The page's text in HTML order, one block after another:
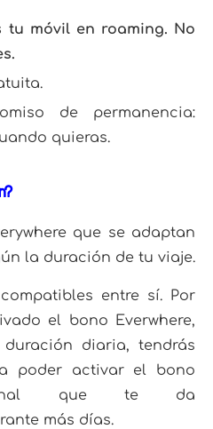
tu móvil en roaming. No
de permanencia:
quieras.
que se adaptan
la duración de tu viaje.
entre sí. Por
el bono Everwhere,
diaria, tendrás
poder activar el bono
que te da
más días.